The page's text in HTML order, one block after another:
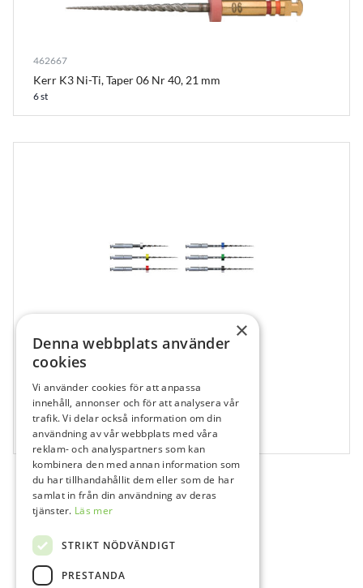
462667
Kerr K3 Ni-Ti, Taper 06 Nr 40, 21 mm
6 st
531912
FKG Ni-Ti Race, Taper 06/40, 21 mm
6 st
×
Denna webbplats använder
cookies
Vi använder cookies för att anpassa
innehåll, annonser och för att analysera vår
trafik. Vi delar också information om din
användning av vår webbplats med våra
reklam- och analyspartners som kan
kombinera den med annan information som
du har tillhandahållit dem eller som de har
samlat in från din användning av deras
tjänster. Läs mer
STRIKT NÖDVÄNDIGT
PRESTANDA